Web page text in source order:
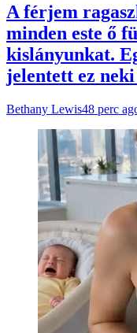
A férjem
minden este ő
kislányunkat.
jelentett ez
Bethany Lewis48 perc